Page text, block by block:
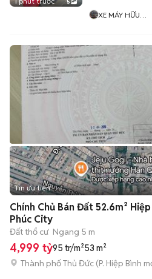
XE MÁY HỮU
Tin ưu tiên
Chính Chủ Bán Đất 52.6m²
Phúc City
Đất thổ cư Ngang 5 m
4,999 tỷ95 tr/m²53 m²
Thành phố Thủ Đức (P. Hiệp Bình